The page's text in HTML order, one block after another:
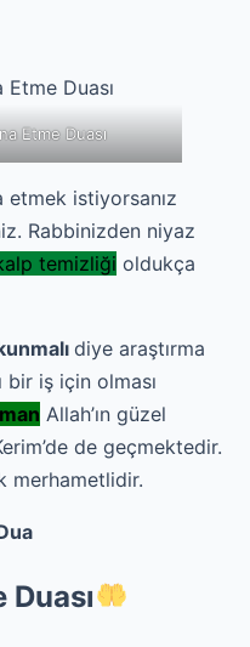
Etme Duası
istiyorsanız
Rabbinizden niyaz
temizliği oldukça
diye araştırma
bir iş için olması
Allah’ın güzel
de geçmektedir.
merhametlidir.